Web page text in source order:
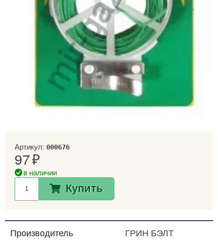
Артикул: 000676
97
в наличии
Купить
Производитель
ГРИН БЭЛТ